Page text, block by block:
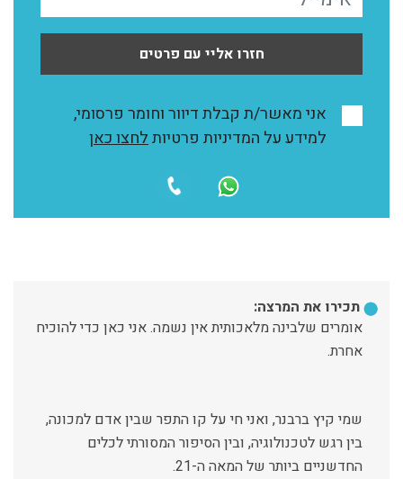
חזרו אליי עם פרטים
אני מאשר/ת קבלת דיוור וחומר פרסומי,
למידע על המדיניות פרטיותלחצו כאן
תכירו את המרצה:
אומרים שלבינה מלאכותית אין נשמה. אני כאן כדי להוכיח
אחרת.
שמי קיץ ברבנר, ואני חי על קו התפר שבין אדם למכונה,
בין רגש לטכנולוגיה, ובין הסיפור המסורתי לכלים
החדשניים ביותר של המאה ה-21.